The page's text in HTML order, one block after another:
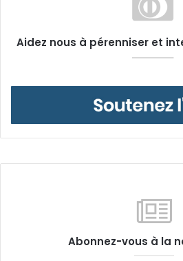
Aidez nous à pérenniser et
Abonnez-vous à la